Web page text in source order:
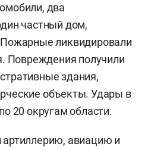
два
частный дом,
ликвидировали
Повреждения получили
здания,
объекты. Удары в
20 округам области.
авиацию и